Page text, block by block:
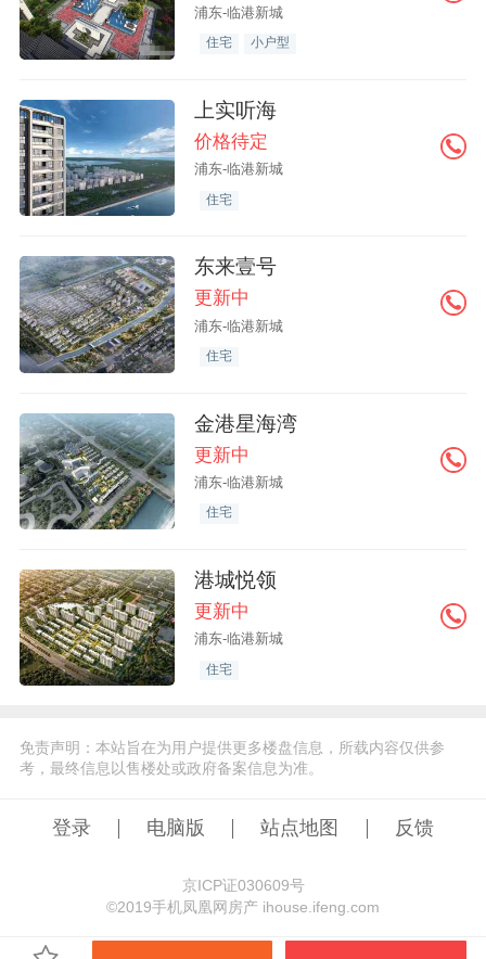
浦东-临港新城
住宅 小户型
上实听海
价格待定
浦东-临港新城
住宅
东来壹号
更新中
浦东-临港新城
住宅
金港星海湾
更新中
浦东-临港新城
住宅
港城悦领
更新中
浦东-临港新城
住宅
免责声明：本站旨在为用户提供更多楼盘信息，所载内容仅供参
考，最终信息以售楼处或政府备案信息为准。
登录 电脑版 站点地图 反馈
京ICP证030609号
©️2019手机凤凰网房产 ihouse.ifeng.com